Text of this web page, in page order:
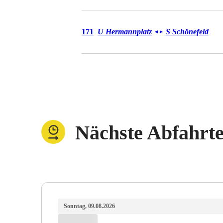
Bus 171
171 U Hermannplatz ◄ ► S Schönefeld
Nächste
Sonntag, 09.08.2026